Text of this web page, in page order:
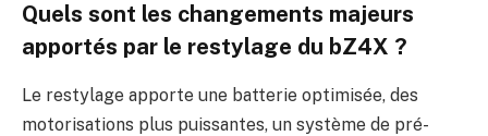
Quels sont les changements majeurs
apportés par le restylage du bZ4X ?
Le restylage apporte une batterie optimisée, des
motorisations plus puissantes, un système de pré-